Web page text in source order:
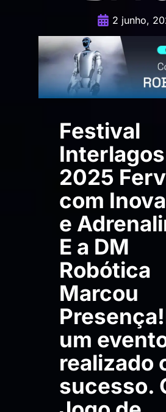
2 junho,
Festival
Interlagos
2025
com
e
E a DM
Robótica
Marcou
um
realizado
sucesso.